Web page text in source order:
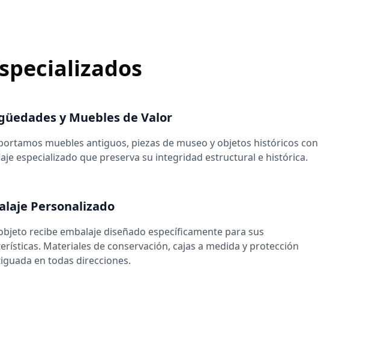
y Muebles de Valor
muebles antiguos, piezas de museo y objetos históricos con
especializado que preserva su integridad estructural e histórica.
Personalizado
recibe embalaje diseñado específicamente para sus
Materiales de conservación, cajas a medida y protección
en todas direcciones.